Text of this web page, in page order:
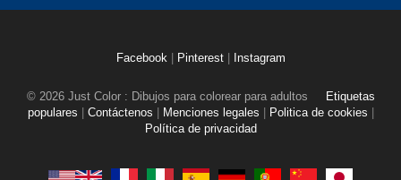
Facebook Pinterest Instagram
© 2026 Just Color : Dibujos para colorear para adultos
Etiquetas
populares
Contáctenos Menciones legales Politica de cookies
Política de privacidad